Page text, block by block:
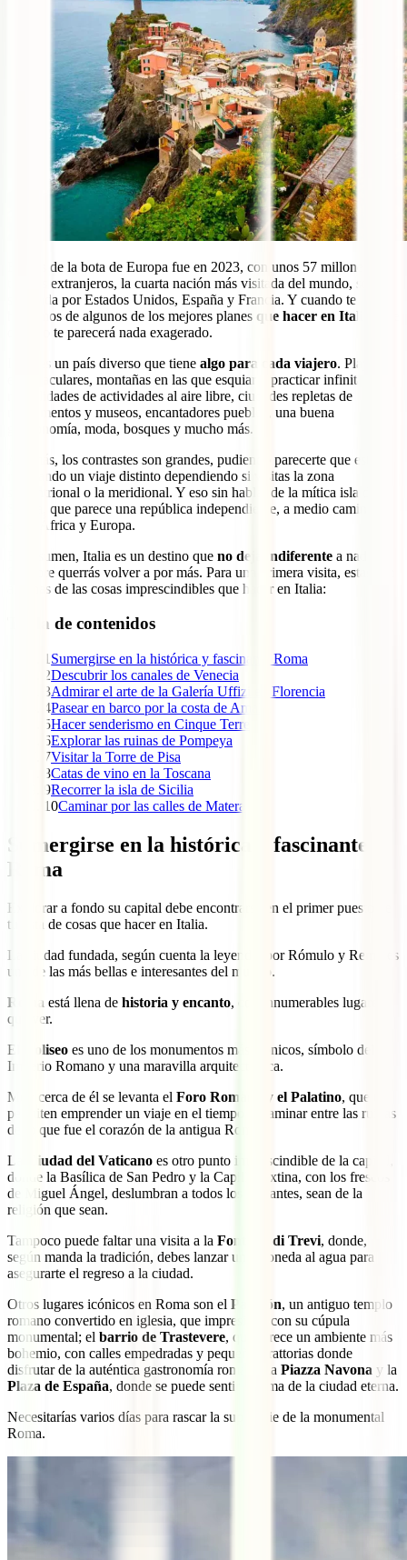
El país de la bota de Europa fue en 2023, con unos 57 millones de
turistas extranjeros, la cuarta nación más visitada del mundo, solo
superada por Estados Unidos, España y Francia. Y cuando te
hablemos de algunos de los mejores planes que hacer en Italia
dato no te parecerá nada exagerado.
Italia es un país diverso que tiene algo para cada viajero. Playas
espectaculares, montañas en las que esquiar y practicar infinitas
modalidades de actividades al aire libre, ciudades repletas de
monumentos y museos, encantadores pueblos, una buena
gastronomía, moda, bosques y mucho más.
Además, los contrastes son grandes, pudiendo parecerte que estás
realizando un viaje distinto dependiendo si visitas la zona
septentrional o la meridional. Y eso sin hablar de la mítica isla de
Sicilia, que parece una república independiente, a medio camino
entre África y Europa.
En resumen, Italia es un destino que no deja indiferente a nadie.
Siempre querrás volver a por más. Para una primera visita, estas son
algunas de las cosas imprescindibles que hacer en Italia:
Tabla de contenidos
1 Sumergirse en la histórica y fascinante Roma
2Descubrir los canales de Venecia
3Admirar el arte de la Galería Uffizi en Florencia
4Pasear en barco por la costa de Amalfi
5Hacer senderismo en Cinque Terre
6Explorar las ruinas de Pompeya
7Visitar la Torre de Pisa
8Catas de vino en la Toscana
9Recorrer la isla de Sicilia
10Caminar por las calles de Matera
Sumergirse en la histórica y fascinante
Roma
Explorar a fondo su capital debe encontrarse en el primer puesto de
tu lista de cosas que hacer en Italia.
La ciudad fundada, según cuenta la leyenda, por Rómulo y Remo es
una de las más bellas e interesantes del mundo.
Roma está llena de historia y encanto, con innumerables lugares
que ver.
El
Coliseo es uno de los monumentos más icónicos, símbolo del
Imperio Romano y una maravilla arquitectónica.
Muy cerca de él se levanta el Foro Romano y el Palatino, que te
permiten emprender un viaje en el tiempo al caminar entre las ruinas
de lo que fue el corazón de la antigua Roma.
La
Ciudad del Vaticano es otro punto imprescindible de la capital,
donde la Basílica de San Pedro y la Capilla Sixtina, con los frescos
de Miguel Ángel, deslumbran a todos los visitantes, sean de la
religión que sean.
Tampoco puede faltar una visita a la Fontana di Trevi, donde,
según manda la tradición, debes lanzar una moneda al agua para
asegurarte el regreso a la ciudad.
Otros lugares icónicos en Roma son el Panteón, un antiguo templo
romano convertido en iglesia, que impresiona con su cúpula
monumental; el barrio de Trastevere, que ofrece un ambiente más
bohemio, con calles empedradas y pequeñas trattorias donde
disfrutar de la auténtica gastronomía romana; la Piazza Navona y la
Plaza de España, donde se puede sentir el alma de la ciudad eterna.
Necesitarías varios días para rascar la superficie de la monumental
Roma.